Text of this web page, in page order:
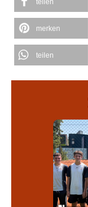
teilen
merken
teilen